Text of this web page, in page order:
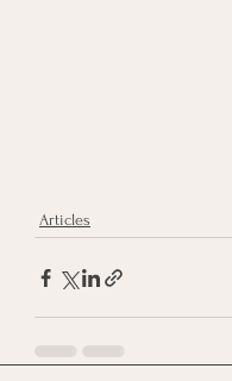
Articles